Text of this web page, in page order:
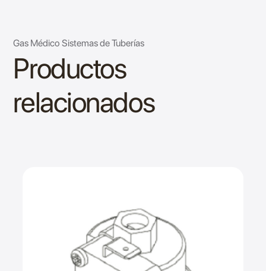
Gas Médico Sistemas de Tuberías
Productos
relacionados